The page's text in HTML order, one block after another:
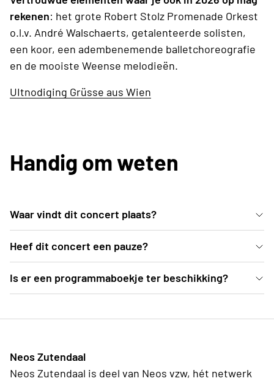
rekenen: het grote Robert Stolz Promenade Orkest
o.l.v. André Walschaerts, getalenteerde solisten,
een koor, een adembenemende balletchoreografie
en de mooiste Weense melodieën.
UItnodiging Grüsse aus Wien
Handig om weten
Waar vindt dit concert plaats?
In de mooie blauwe zaal van deSingel kan je vanuit
comfortabele zetels genieten van dit Weense
concert.
Heef dit concert een pauze?
Ja, er is een pauze voorzien van een 25-tal minuten
Is er een programmaboekje ter beschikking?
Neos Zutendaal
Neos Zutendaal is deel van Neos vzw, hét netwerk